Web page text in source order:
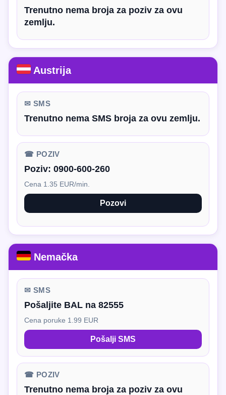
Trenutno nema broja za poziv za ovu
zemlju.
Austrija
✉ SMS
Trenutno nema SMS broja za ovu zemlju.
☎ POZIV
Poziv: 0900-600-260
Cena 1.35 EUR/min.
Pozovi
Nemačka
✉ SMS
Pošaljite BAL na 82555
Cena poruke 1.99 EUR
Pošalji SMS
☎ POZIV
Trenutno nema broja za poziv za ovu